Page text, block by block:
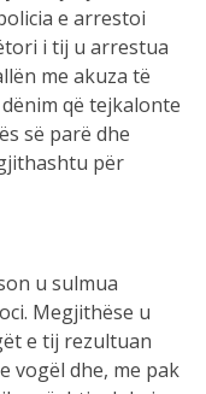
e arrestoi
i tij u arrestua
me akuza të
që tejkalonte
së parë dhe
për
u sulmua
Megjithëse u
e tij rezultuan
vogël dhe, me pak